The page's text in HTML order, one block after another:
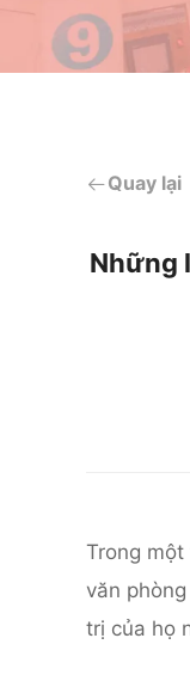
Quay lại
Những
Trong
văn
trị của họ